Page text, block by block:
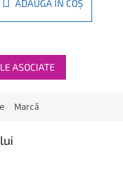
ADAUGĂ ÎN COŞ
ASOCIATE
Marcă